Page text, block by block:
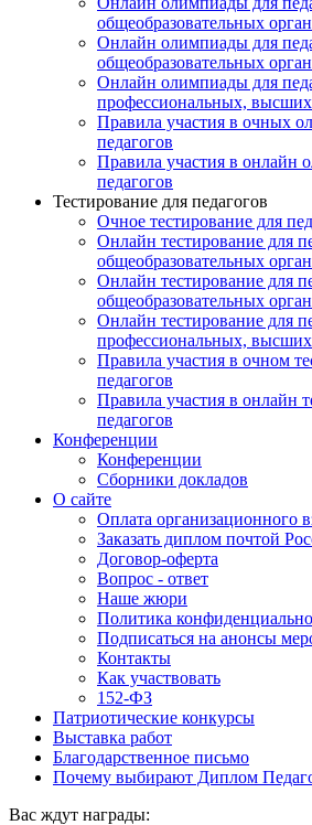
общеобразовательных
Онлайн олимпиады для
общеобразовательных
Онлайн олимпиады для
профессиональных,
Правила участия в очных
педагогов
Правила участия в онлайн
педагогов
Тестирование для педагогов
Очное тестирование для
Онлайн тестирование для
общеобразовательных
Онлайн тестирование для
общеобразовательных
Онлайн тестирование для
профессиональных,
Правила участия в очном
педагогов
Правила участия в онлайн
педагогов
Конференции
Конференции
Сборники докладов
О сайте
Оплата организационного
Заказать диплом почтой
Договор-оферта
Вопрос - ответ
Наше жюри
Политика
Подписаться на анонсы
Контакты
Как участвовать
152-ФЗ
Патриотические конкурсы
Выставка работ
Благодарственное письмо
Почему выбирают Диплом
Вас ждут награды: